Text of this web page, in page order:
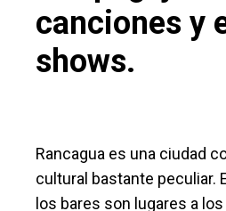
canciones y
shows.
Rancagua es una ciudad
cultural bastante peculiar.
los bares son lugares a